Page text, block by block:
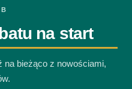
na start
na bieżąco z nowościami,